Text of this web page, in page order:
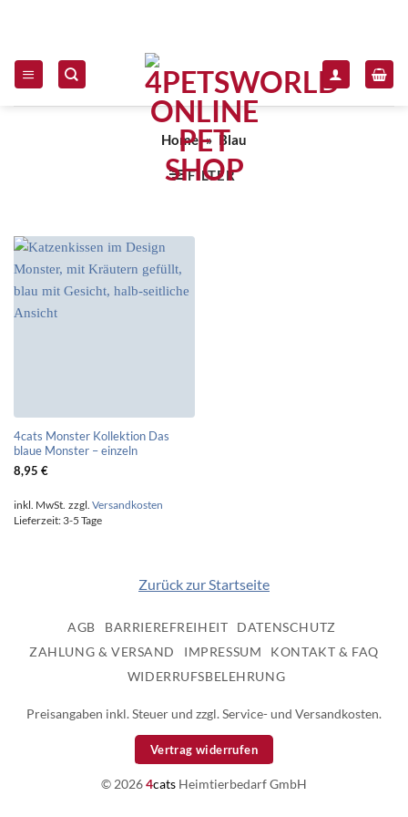
Home » Blau
FILTER
4cats Monster Kollektion Das
blaue Monster – einzeln
8,95 €
inkl. MwSt. zzgl. Versandkosten
Lieferzeit: 3-5 Tage
Zurück zur Startseite
AGB BARRIEREFREIHEIT
DATENSCHUTZ
ZAHLUNG & VERSAND
IMPRESSUM
KONTAKT & FAQ
WIDERRUFSBELEHRUNG
Preisangaben inkl. Steuer und zzgl. Service- und Versandkosten.
Vertrag widerrufen
© 20264cats Heimtierbedarf GmbH